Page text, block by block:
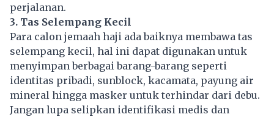
perjalanan.
3. Tas Selempang Kecil
Para calon jemaah haji ada baiknya membawa tas
selempang kecil, hal ini dapat digunakan untuk
menyimpan berbagai barang-barang seperti
identitas pribadi, sunblock, kacamata, payung air
mineral hingga masker untuk terhindar dari debu.
Jangan lupa selipkan identifikasi medis dan